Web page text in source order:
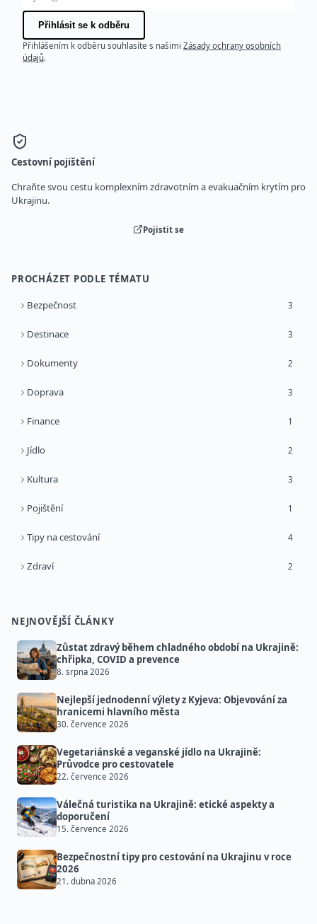
Přihlásit se k odběru
Přihlášením k odběru souhlasíte s našimi Zásady ochrany osobních
údajů.
Cestovní pojištění
Chraňte svou cestu komplexním zdravotním a evakuačním krytím pro
Ukrajinu.
Pojistit se
PROCHÁZET PODLE TÉMATU
Bezpečnost 3
Destinace 3
Dokumenty 2
Doprava 3
Finance 1
Jídlo 2
Kultura 3
Pojištění 1
Tipy na cestování 4
Zdraví 2
NEJNOVĚJŠÍ ČLÁNKY
Zůstat zdravý během chladného období na Ukrajině:
chřipka, COVID a prevence
8. srpna 2026
Nejlepší jednodenní výlety z Kyjeva: Objevování za
hranicemi hlavního města
30. července 2026
Vegetariánské a veganské jídlo na Ukrajině:
Průvodce pro cestovatele
22. července 2026
Válečná turistika na Ukrajině: etické aspekty a
doporučení
15. července 2026
Bezpečnostní tipy pro cestování na Ukrajinu v roce
2026
21. dubna 2026